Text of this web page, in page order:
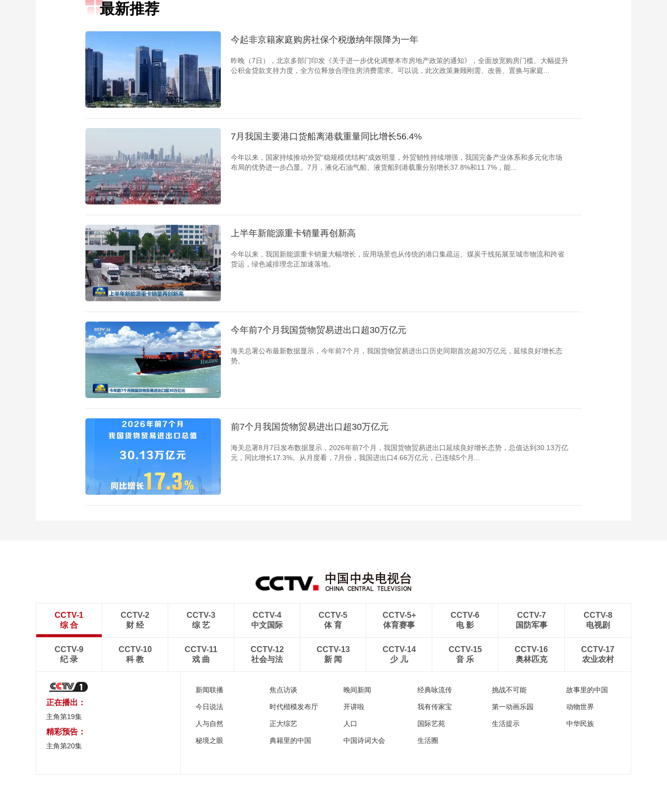
最新推荐
今起非京籍家庭购房社保个税缴纳年限降为一年
昨晚（7日），北京多部门印发《关于进一步优化调整本市房地产政策的通知》，全面放宽购房门槛、大幅提升
公积金贷款支持力度，全方位释放合理住房消费需求。可以说，此次政策兼顾刚需、改善、置换与家庭...
7月我国主要港口货船离港载重量同比增长56.4%
今年以来，国家持续推动外贸“稳规模优结构”成效明显，外贸韧性持续增强，我国完备产业体系和多元化市场
布局的优势进一步凸显。7月，液化石油气船、液货船到港载重分别增长37.8%和11.7%，能...
上半年新能源重卡销量再创新高
今年以来，我国新能源重卡销量大幅增长，应用场景也从传统的港口集疏运、煤炭干线拓展至城市物流和跨省
货运，绿色减排理念正加速落地。
今年前7个月我国货物贸易进出口超30万亿元
海关总署公布最新数据显示，今年前7个月，我国货物贸易进出口历史同期首次超30万亿元，延续良好增长态
势。
前7个月我国货物贸易进出口超30万亿元
海关总署8月7日发布数据显示，2026年前7个月，我国货物贸易进出口延续良好增长态势，总值达到30.13万亿
元，同比增长17.3%。从月度看，7月份，我国进出口4.66万亿元，已连续5个月...
CCTV-1
综 合
CCTV-2
财 经
CCTV-3
综 艺
CCTV-4
中文国际
CCTV-5
体 育
CCTV-5+
体育赛事
CCTV-6
电 影
CCTV-7
国防军事
CCTV-8
电视剧
CCTV-9
纪 录
CCTV-10
科 教
CCTV-11
戏 曲
CCTV-12
社会与法
CCTV-13
新 闻
CCTV-14
少 儿
CCTV-15
音 乐
CCTV-16
奥林匹克
CCTV-17
农业农村
正在播出：
主角第19集
精彩预告：
主角第20集
新闻联播 焦点访谈 晚间新闻 经典咏流传 挑战不可能 故事里的中国
今日说法 时代楷模发布厅 开讲啦 我有传家宝 第一动画乐园 动物世界
人与自然 正大综艺 人口 国际艺苑 生活提示 中华民族
秘境之眼 典籍里的中国 中国诗词大会 生活圈